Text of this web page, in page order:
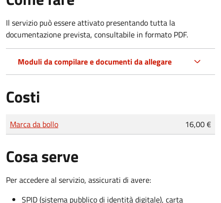
Il servizio può essere attivato presentando tutta la
documentazione prevista, consultabile in formato PDF.
Moduli da compilare e documenti da allegare
Costi
Tipo di pagamento
Importo
Marca da bollo 16,00 €
Cosa serve
Per accedere al servizio, assicurati di avere:
SPID (sistema pubblico di identità digitale), carta